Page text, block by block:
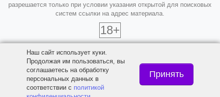
разрешается только при условии указания открытой для поисковых
систем ссылки на адрес материала.
18+
Наш сайт использует куки.
Продолжая им пользоваться, вы
соглашаетесь на обработку
персональных данных в
соответствии с политикой
Принять